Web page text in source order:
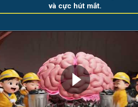
và cực hút mắt.